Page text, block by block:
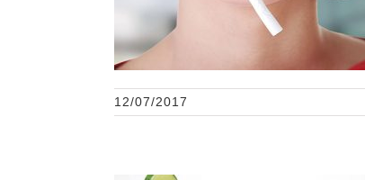
12/07/2017